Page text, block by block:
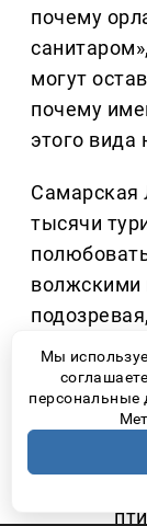
почему
могут
почему
этого
Самарская
тысячи
волжскими
гнезда
поэтому
парка
очень
Мы
персональные